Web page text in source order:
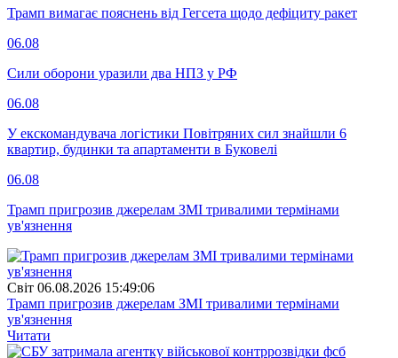
Трамп вимагає пояснень від Гегсета щодо дефіциту ракет
06.08
Сили оборони уразили два НПЗ у РФ
06.08
У екскомандувача логістики Повітряних сил знайшли 6
квартир, будинки та апартаменти в Буковелі
06.08
Трамп пригрозив джерелам ЗМІ тривалими термінами
ув'язнення
Свiт 06.08.2026 15:49:06
Трамп пригрозив джерелам ЗМІ тривалими термінами
ув'язнення
Читати